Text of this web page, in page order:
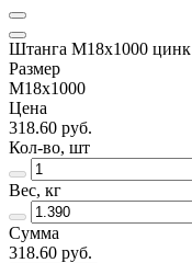
Штанга М18х1000 цинк
Размер
М18х1000
Цена
318.60 руб.
Кол-во, шт
Вес, кг
Сумма
318.60 руб.